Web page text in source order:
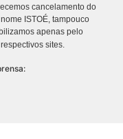
cancelamento do
ISTOÉ, tampouco
apenas pelo
respectivos sites.